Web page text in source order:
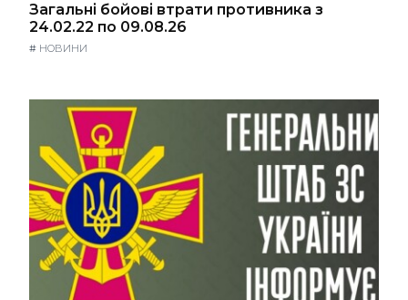
Загальні бойові втрати противника з
24.02.22 по 09.08.26
# НОВИНИ